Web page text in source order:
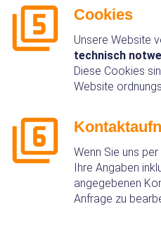
Cookies
Unsere Website
technisch
Diese Cookies
Website
Wenn Sie uns
Ihre Angaben
angegebenen
Anfrage zu